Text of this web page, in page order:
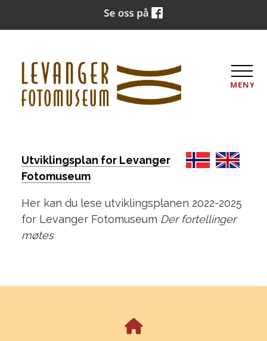
MENY
Utviklingsplan for Levanger
Fotomuseum
Her kan du lese utviklingsplanen 2022-2025
for Levanger Fotomuseum Der fortellinger
møtes